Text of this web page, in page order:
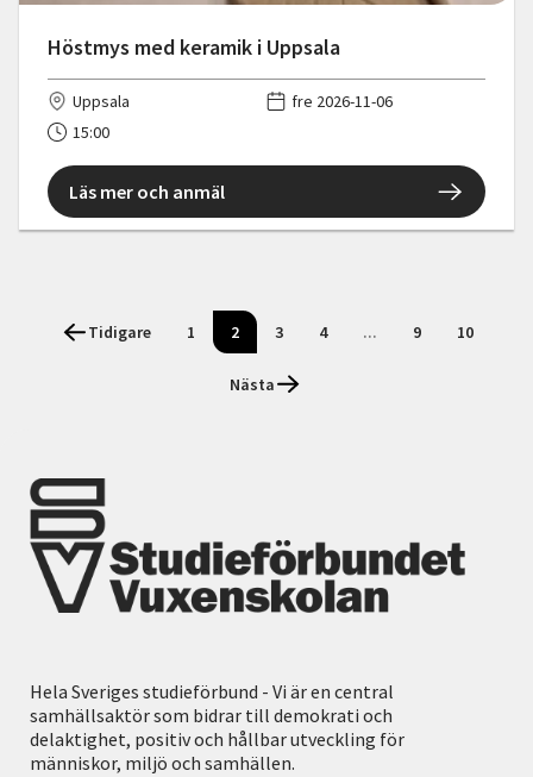
Höstmys med keramik i Uppsala
Uppsala
fre 2026-11-06
15:00
Läs mer och anmäl
Tidigare 1 2 3 4 ... 9 10
Nästa
Hela Sveriges studieförbund - Vi är en central
samhällsaktör som bidrar till demokrati och
delaktighet, positiv och hållbar utveckling för
människor, miljö och samhällen.